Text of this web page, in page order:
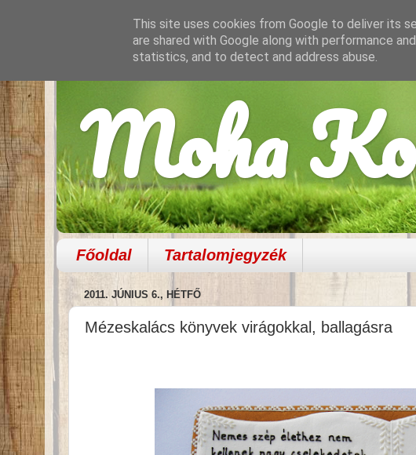
Moha
Főoldal Tartalomjegyzék
2011. JÚNIUS 6., HÉTFŐ
Mézeskalács könyvek virágokkal, ballagásra
This site uses cookies from Google to deliver its
are shared with Google along with performance
statistics, and to detect and address abuse.